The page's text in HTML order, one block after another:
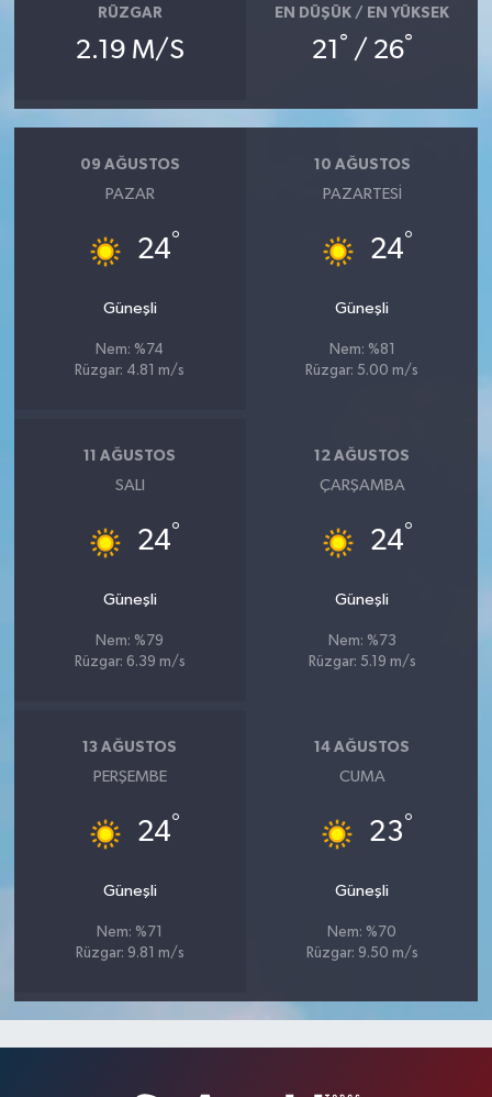
RÜZGAR
2.19 M/S
EN DÜŞÜK / EN YÜKSEK
21 ° / 26°
09 AĞUSTOS
PAZAR
24°
Güneşli
Nem: %74
Rüzgar: 4.81 m/s
10 AĞUSTOS
PAZARTESI
24°
Güneşli
Nem: %81
Rüzgar: 5.00 m/s
11 AĞUSTOS
SALI
24°
Güneşli
Nem: %79
Rüzgar: 6.39 m/s
12 AĞUSTOS
ÇARŞAMBA
24°
Güneşli
Nem: %73
Rüzgar: 5.19 m/s
13 AĞUSTOS
PERŞEMBE
24°
Güneşli
Nem: %71
Rüzgar: 9.81 m/s
14 AĞUSTOS
CUMA
23°
Güneşli
Nem: %70
Rüzgar: 9.50 m/s